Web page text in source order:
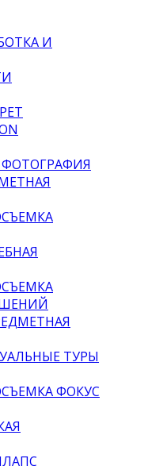
И
ФОТОГРАФИЯ
ТУРЫ
ФОКУС